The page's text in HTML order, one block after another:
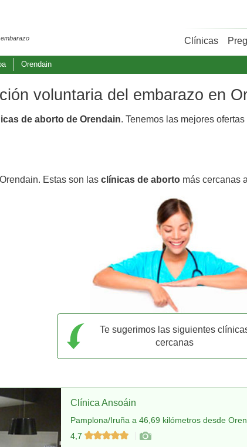
Clínicas
Orendain
voluntaria del embarazo en
de aborto de Orendain. Tenemos las mejores
Estas son las clínicas de aborto más cercanas
Te sugerimos las siguientes
cercanas
Clínica Ansoáin
Pamplona/Iruña a 46,69 kilómetros desde
4,7